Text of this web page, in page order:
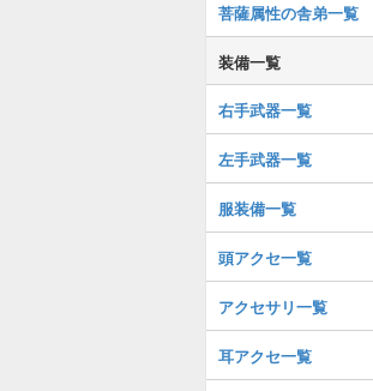
菩薩属性の舎弟一覧
装備一覧
右手武器一覧
左手武器一覧
服装備一覧
頭アクセ一覧
アクセサリ一覧
耳アクセ一覧